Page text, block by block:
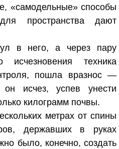
«самодельные» способы
пространства дают
в него, а через пару
техника
пошла вразнос —
исчез, успев унести
килограмм почвы.
метрах от спины
державших в руках
было, конечно, создать